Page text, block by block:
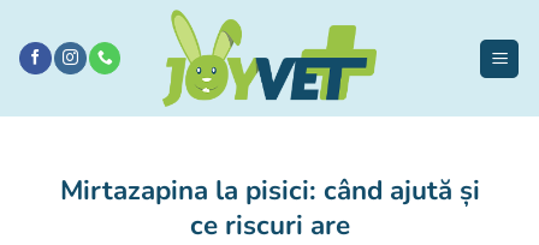
conținut
Mirtazapina la pisici: când ajută și
ce riscuri are